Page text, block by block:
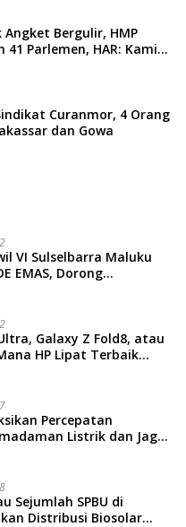
Angket Bergulir, HMP
41 Parlemen, HAR: Kami
Curanmor, 4 Orang
dan Gowa
VI Sulselbarra Maluku
EMAS, Dorong
Galaxy Z Fold8, atau
HP Lipat Terbaik
Percepatan
Listrik dan Jaga
Sejumlah SPBU di
Distribusi Biosolar